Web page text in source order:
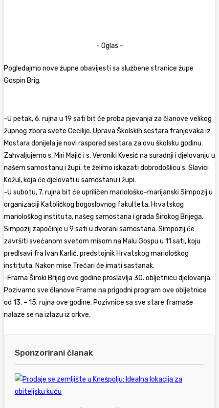
- Oglas -
Pogledajmo nove župne obavijesti sa službene stranice župe
Gospin Brig.
-U petak, 6. rujna u 19 sati bit će proba pjevanja za članove velikog
župnog zbora svete Cecilije. Uprava Školskih sestara franjevaka iz
Mostara donijela je novi raspored sestara za ovu školsku godinu.
Zahvaljujemo s. Miri Majić i s. Veroniki Kvesić na suradnji i djelovanju u
našem samostanu i župi, te želimo iskazati dobrodošlicu s. Slavici
Kožul, koja će djelovati u samostanu i župi.
-U subotu, 7. rujna bit će upriličen mariološko-marijanski Simpozij u
organizaciji Katoličkog bogoslovnog fakulteta, Hrvatskog
mariološkog instituta, našeg samostana i grada Širokog Brijega.
Simpozij započinje u 9 sati u dvorani samostana. Simpozij će
završiti svečanom svetom misom na Malu Gospu u 11 sati, koju
predlsavi fra Ivan Karlić, predstojnik Hrvatskog mariološkog
instituta. Nakon mise Trećari će imati sastanak.
-Frama Široki Brijeg ove godine proslavlja 30. obljetnicu djelovanja.
Pozivamo sve članove Frame na prigodni program ove obljetnice
od 13. – 15. rujna ove godine. Pozivnice sa sve stare framaše
nalaze se na izlazu iz crkve.
Sponzorirani članak